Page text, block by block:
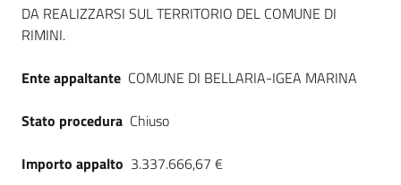
English
Seguici
DA REALIZZARSI SUL TERRITORIO DEL COMUNE DI
RIMINI.
Ente appaltante COMUNE DI BELLARIA-IGEA MARINA
Stato procedura Chiuso
Importo appalto 3.337.666,67 €